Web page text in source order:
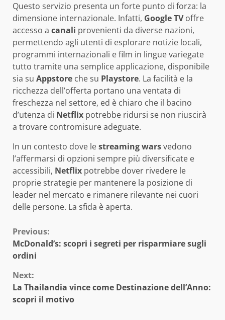
Questo servizio presenta un forte punto di forza: la
dimensione internazionale. Infatti, Google TVoffre
accesso a canali provenienti da diverse nazioni,
permettendo agli utenti di esplorare notizie locali,
programmi internazionali e film in lingue variegate
tutto tramite una semplice applicazione, disponibile
sia su Appstore che su Playstore. La facilità e la
ricchezza dell’offerta portano una ventata di
freschezza nel settore, ed è chiaro che il bacino
d’utenza di Netflix potrebbe ridursi se non riuscirà
a trovare contromisure adeguate.
In un contesto dove lestreaming warsvedono
l’affermarsi di opzioni sempre più diversificate e
accessibili, Netflix potrebbe dover rivedere le
proprie strategie per mantenere la posizione di
leader nel mercato e rimanere rilevante nei cuori
delle persone. La sfida è aperta.
Continue
Reading
Previous:
McDonald’s: scopri i segreti per risparmiare sugli
ordini
Next:
La Thailandia vince come Destinazione dell’Anno:
scopri il motivo